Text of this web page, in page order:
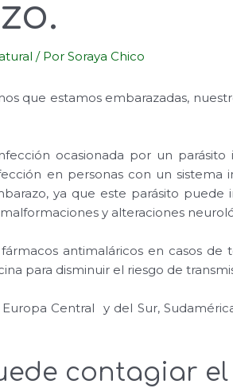
/ PorSoraya Chico
que estamos embarazadas,
ocasionada por un
en personas con un
ya que este parásito
y alteraciones
antimaláricos en casos de
para disminuir el riesgo de
Central y del Sur,
contagiar